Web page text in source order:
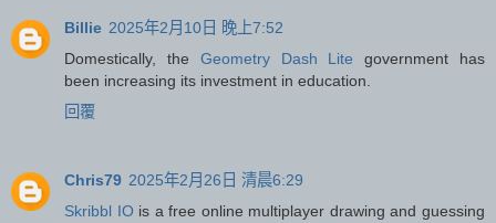
Billie 2025年2月10日 晚上7:52
Domestically, the Geometry Dash Lite government has
been increasing its investment in education.
回覆
Chris79 2025年2月26日 清晨6:29
Skribbl IOis a free online multiplayer drawing and guessing